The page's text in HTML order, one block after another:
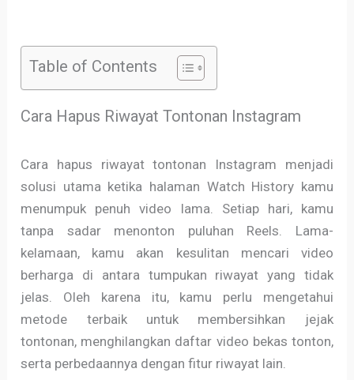
Table of Contents
Cara Hapus Riwayat Tontonan Instagram
Cara hapus riwayat tontonan Instagram menjadi
solusi utama ketika halaman Watch History kamu
menumpuk penuh video lama. Setiap hari, kamu
tanpa sadar menonton puluhan Reels. Lama-
kelamaan, kamu akan kesulitan mencari video
berharga di antara tumpukan riwayat yang tidak
jelas. Oleh karena itu, kamu perlu mengetahui
metode terbaik untuk membersihkan jejak
tontonan, menghilangkan daftar video bekas tonton,
serta perbedaannya dengan fitur riwayat lain.